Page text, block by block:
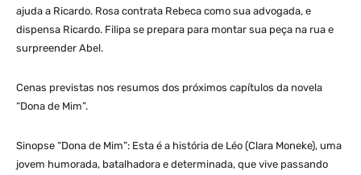
ajuda a Ricardo. Rosa contrata Rebeca como sua advogada, e
dispensa Ricardo. Filipa se prepara para montar sua peça na rua e
surpreender Abel.
Cenas previstas nos resumos dos próximos capítulos da novela
“Dona de Mim”.
Sinopse “Dona de Mim”: Esta é a história de Léo (Clara Moneke), uma
jovem humorada, batalhadora e determinada, que vive passando